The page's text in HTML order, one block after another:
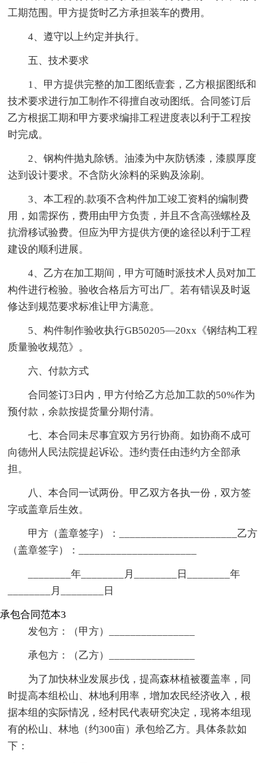
工期范围。甲方提货时乙方承担装车的费用。
4、遵守以上约定并执行。
五、技术要求
1、甲方提供完整的加工图纸壹套，乙方根据图纸和
技术要求进行加工制作不得擅自改动图纸。合同签订后
乙方根据工期和甲方要求编排工程进度表以利于工程按
时完成。
2、钢构件抛丸除锈。油漆为中灰防锈漆，漆膜厚度
达到设计要求。不含防火涂料的采购及涂刷。
3、本工程的.款项不含构件加工竣工资料的编制费
用，如需探伤，费用由甲方负责，并且不含高强螺栓及
抗滑移试验费。但应为甲方提供方便的途径以利于工程
建设的顺利进展。
4、乙方在加工期间，甲方可随时派技术人员对加工
构件进行检验。验收合格后方可出厂。若有错误及时返
修达到规范要求标准让甲方满意。
5、构件制作验收执行GB50205—20xx《钢结构工程
质量验收规范》。
六、付款方式
合同签订3日内，甲方付给乙方总加工款的50%作为
预付款，余款按提货量分期付清。
七、本合同未尽事宜双方另行协商。如协商不成可
向德州人民法院提起诉讼。违约责任由违约方全部承
担。
八、本合同一试两份。甲乙双方各执一份，双方签
字或盖章后生效。
甲方（盖章签字）：______________________乙方
（盖章签字）：______________________
________年________月________日________年
________月________日
承包合同范本3
发包方：（甲方）________________
承包方：（乙方）________________
为了加快林业发展步伐，提高森林植被覆盖率，同
时提高本组松山、林地利用率，增加农民经济收入，根
据本组的实际情况，经村民代表研究决定，现将本组现
有的松山、林地（约300亩）承包给乙方。具体条款如
下：